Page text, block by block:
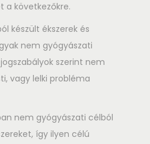
a következőkre.
készült ékszerek és
nem gyógyászati
szerint nem
vagy lelki probléma
nem gyógyászati célból
így ilyen célú